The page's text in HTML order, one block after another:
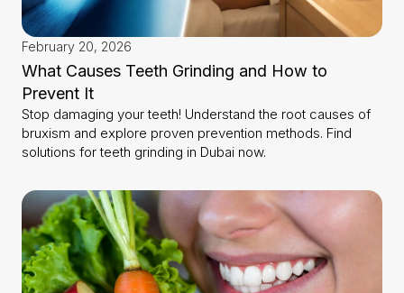
February 20, 2026
What Causes Teeth Grinding and How to
Prevent It
Stop damaging your teeth! Understand the root causes of
bruxism and explore proven prevention methods. Find
solutions for teeth grinding in Dubai now.